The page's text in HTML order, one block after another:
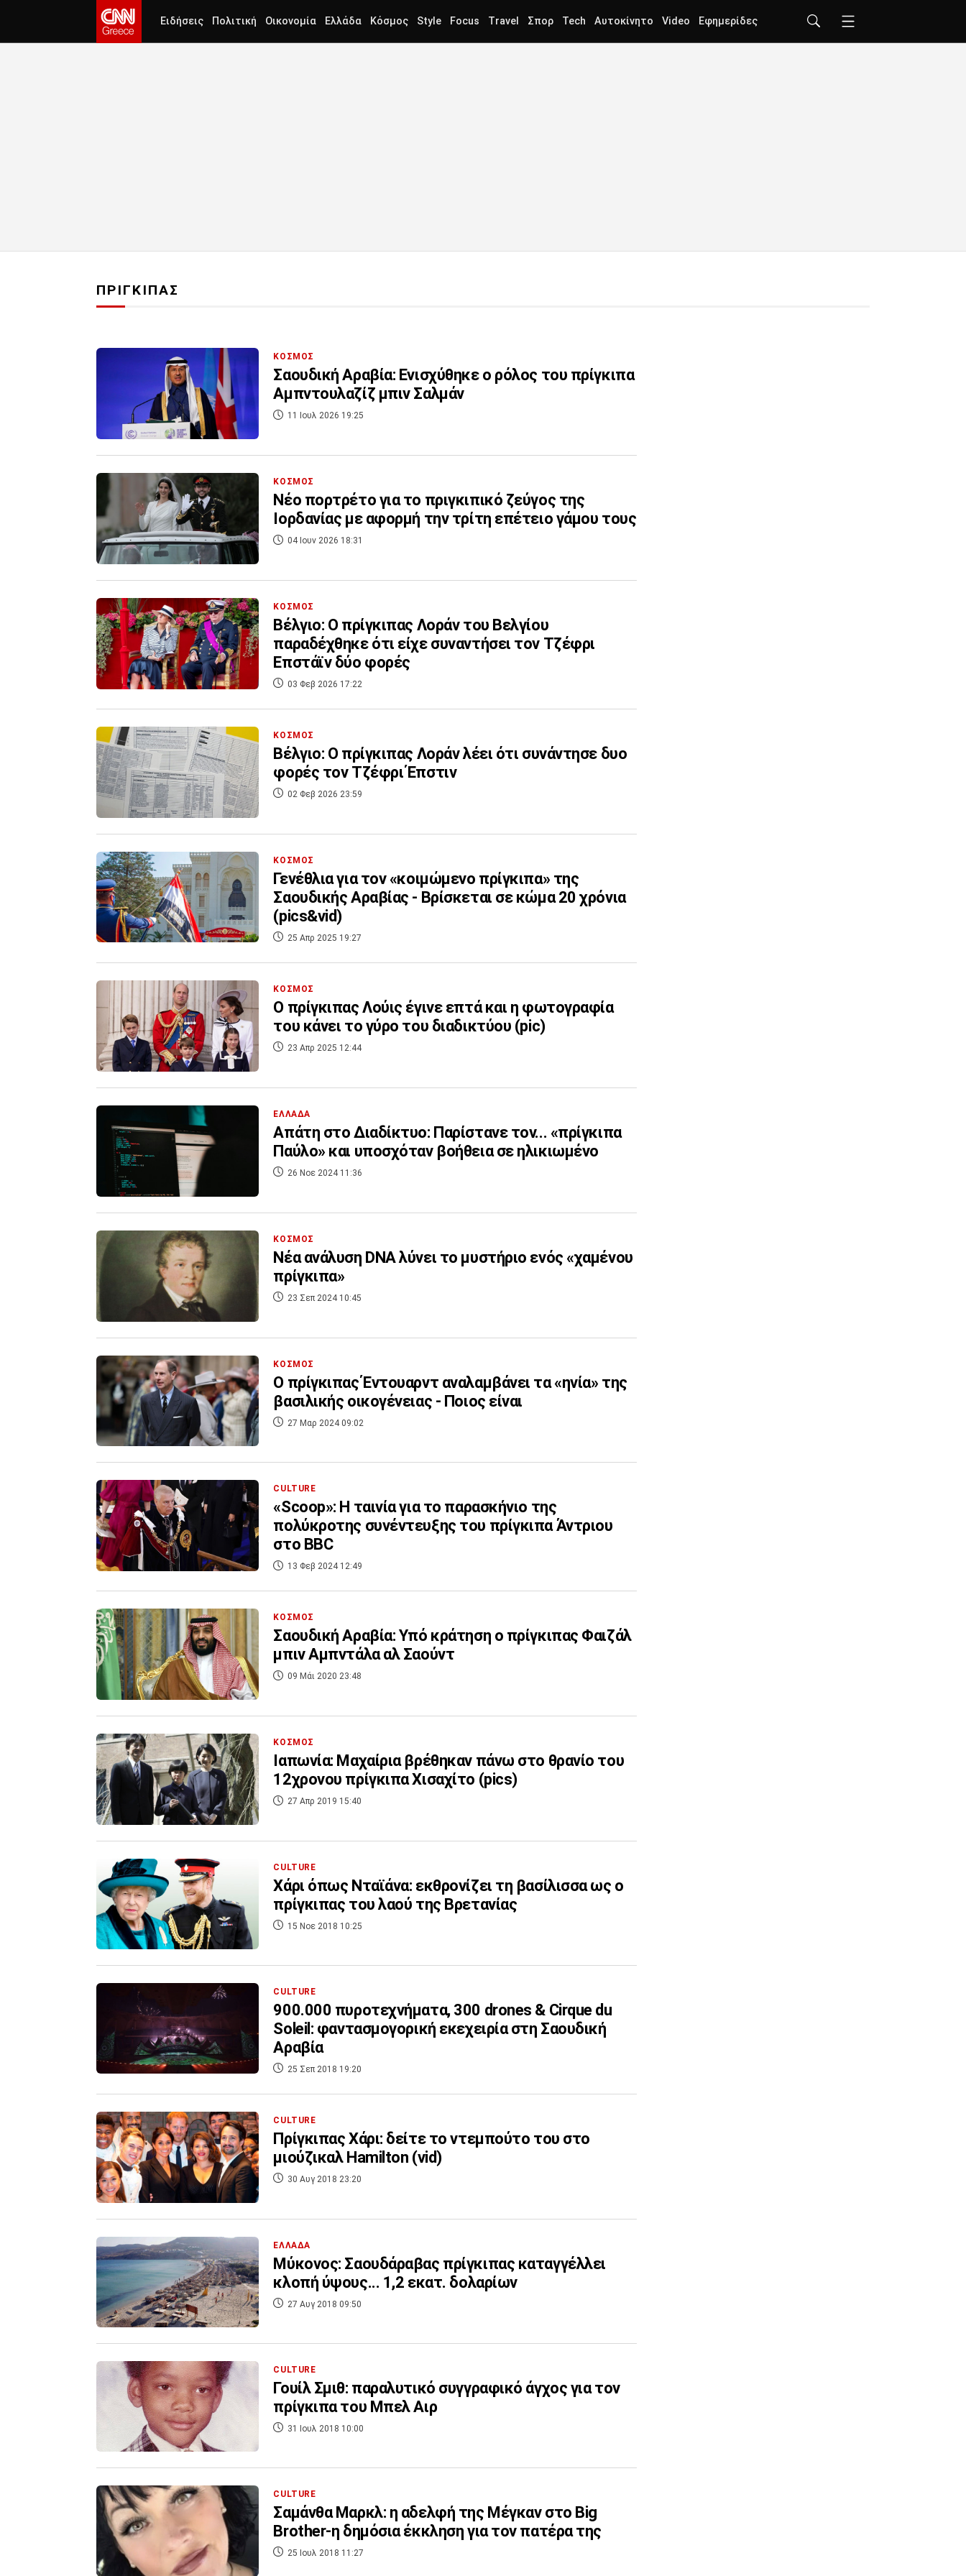
Ειδήσεις Πολιτική Οικονομία Ελλάδα Κόσμος Style Focus Travel Σπορ Tech Αυτοκίνητο Video Εφημερίδες
ΠΡΙΓΚΙΠΑΣ
ΚΟΣΜΟΣ
Σαουδική Αραβία: Ενισχύθηκε ο ρόλος του πρίγκιπα
Αμπντουλαζίζ μπιν Σαλμάν
11 Ιουλ 2026 19:25
ΚΟΣΜΟΣ
Νέο πορτρέτο για το πριγκιπικό ζεύγος της
Ιορδανίας με αφορμή την τρίτη επέτειο γάμου τους
04 Ιουν 2026 18:31
ΚΟΣΜΟΣ
Βέλγιο: Ο πρίγκιπας Λοράν του Βελγίου
παραδέχθηκε ότι είχε συναντήσει τον Τζέφρι
Επστάϊν δύο φορές
03 Φεβ 2026 17:22
ΚΟΣΜΟΣ
Βέλγιο: Ο πρίγκιπας Λοράν λέει ότι συνάντησε δυο
φορές τον Τζέφρι Έπστιν
02 Φεβ 2026 23:59
ΚΟΣΜΟΣ
Γενέθλια για τον «κοιμώμενο πρίγκιπα» της
Σαουδικής Αραβίας - Βρίσκεται σε κώμα 20 χρόνια
(pics&vid)
25 Απρ 2025 19:27
ΚΟΣΜΟΣ
Ο πρίγκιπας Λούις έγινε επτά και η φωτογραφία
του κάνει το γύρο του διαδικτύου (pic)
23 Απρ 2025 12:44
ΕΛΛΑΔΑ
Απάτη στο Διαδίκτυο: Παρίστανε τον... «πρίγκιπα
Παύλο» και υποσχόταν βοήθεια σε ηλικιωμένο
26 Νοε 2024 11:36
ΚΟΣΜΟΣ
Νέα ανάλυση DNA λύνει το μυστήριο ενός «χαμένου
πρίγκιπα»
23 Σεπ 2024 10:45
ΚΟΣΜΟΣ
Ο πρίγκιπας Έντουαρντ αναλαμβάνει τα «ηνία» της
βασιλικής οικογένειας - Ποιος είναι
27 Μαρ 2024 09:02
CULTURE
«Scoop»: Η ταινία για το παρασκήνιο της
πολύκροτης συνέντευξης του πρίγκιπα Άντριου
στο BBC
13 Φεβ 2024 12:49
ΚΟΣΜΟΣ
Σαουδική Αραβία: Υπό κράτηση ο πρίγκιπας Φαιζάλ
μπιν Αμπντάλα αλ Σαούντ
09 Μάι 2020 23:48
ΚΟΣΜΟΣ
Ιαπωνία: Μαχαίρια βρέθηκαν πάνω στο θρανίο του
12χρονου πρίγκιπα Χισαχίτο (pics)
27 Απρ 2019 15:40
CULTURE
Χάρι όπως Νταϊάνα: εκθρονίζει τη βασίλισσα ως ο
πρίγκιπας του λαού της Βρετανίας
15 Νοε 2018 10:25
CULTURE
900.000 πυροτεχνήματα, 300 drones & Cirque du
Soleil: φαντασμογορική εκεχειρία στη Σαουδική
Αραβία
25 Σεπ 2018 19:20
CULTURE
Πρίγκιπας Χάρι: δείτε το ντεμπούτο του στο
μιούζικαλ Hamilton (vid)
30 Αυγ 2018 23:20
ΕΛΛΑΔΑ
Μύκονος: Σαουδάραβας πρίγκιπας καταγγέλλει
κλοπή ύψους... 1,2 εκατ. δολαρίων
27 Αυγ 2018 09:50
CULTURE
Γουίλ Σμιθ: παραλυτικό συγγραφικό άγχος για τον
πρίγκιπα του Μπελ Αιρ
31 Ιουλ 2018 10:00
CULTURE
Σαμάνθα Μαρκλ: η αδελφή της Μέγκαν στο Big
Brother-η δημόσια έκκληση για τον πατέρα της
25 Ιουλ 2018 11:27